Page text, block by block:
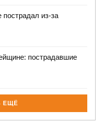
из-за
пострадавшие
ЕЩЁ